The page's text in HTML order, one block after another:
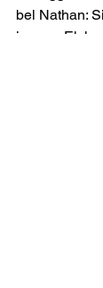
bel Nathan:
is reg.   Ek